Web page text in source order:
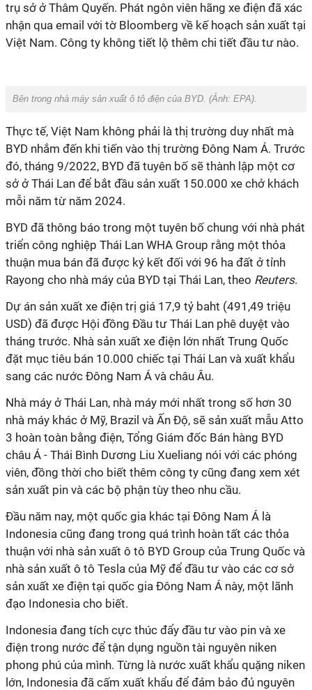
trụ sở ở Thâm Quyến. Phát ngôn viên hãng xe điện đã xác
nhận qua email với tờ Bloomberg về kế hoạch sản xuất tại
Việt Nam. Công ty không tiết lộ thêm chi tiết đầu tư nào.
Bên trong nhà máy sản xuất ô tô điện của BYD. (Ảnh: EPA).
Thực tế, Việt Nam không phải là thị trường duy nhất mà
BYD nhắm đến khi tiến vào thị trường Đông Nam Á. Trước
đó, tháng 9/2022, BYD đã tuyên bố sẽ thành lập một cơ
sở ở Thái Lan để bắt đầu sản xuất 150.000 xe chở khách
mỗi năm từ năm 2024.
BYD đã thông báo trong một tuyên bố chung với nhà phát
triển công nghiệp Thái Lan WHA Group rằng một thỏa
thuận mua bán đã được ký kết đối với 96 ha đất ở tỉnh
Rayong cho nhà máy của BYD tại Thái Lan, theo Reuters.
Dự án sản xuất xe điện trị giá 17,9 tỷ baht (491,49 triệu
USD) đã được Hội đồng Đầu tư Thái Lan phê duyệt vào
tháng trước. Nhà sản xuất xe điện lớn nhất Trung Quốc
đặt mục tiêu bán 10.000 chiếc tại Thái Lan và xuất khẩu
sang các nước Đông Nam Á và châu Âu.
Nhà máy ở Thái Lan, nhà máy mới nhất trong số hơn 30
nhà máy khác ở Mỹ, Brazil và Ấn Độ, sẽ sản xuất mẫu Atto
3 hoàn toàn bằng điện, Tổng Giám đốc Bán hàng BYD
châu Á - Thái Bình Dương Liu Xueliang nói với các phóng
viên, đồng thời cho biết thêm công ty cũng đang xem xét
sản xuất pin và các bộ phận tùy theo nhu cầu.
Đầu năm nay, một quốc gia khác tại Đông Nam Á là
Indonesia cũng đang trong quá trình hoàn tất các thỏa
thuận với nhà sản xuất ô tô BYD Group của Trung Quốc và
nhà sản xuất ô tô Tesla của Mỹ để đầu tư vào các cơ sở
sản xuất xe điện tại quốc gia Đông Nam Á này, một lãnh
đạo Indonesia cho biết.
Indonesia đang tích cực thúc đẩy đầu tư vào pin và xe
điện trong nước để tận dụng nguồn tài nguyên niken
phong phú của mình. Từng là nước xuất khẩu quặng niken
lớn, Indonesia đã cấm xuất khẩu để đảm bảo đủ nguyên